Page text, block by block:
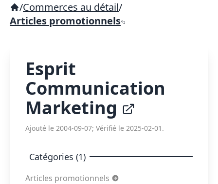
/Commerces au détail/
Articles promotionnels
Esprit
Communication
Marketing
Ajouté le 2004-09-07; Vérifié le 2025-02-01.
Catégories (1)
Articles promotionnels